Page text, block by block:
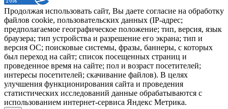
Продолжая использовать сайт, Вы даете согласие на обработку
файлов cookie, пользовательских данных (IP-адрес;
предполагаемое географическое положение; тип, версия, язык
браузера; тип устройства и разрешение его экрана; тип и
версия ОС; поисковые системы, фразы, баннеры, с которых
был переход на сайт; список посещенных страниц и
проведенное время на сайте; пол и возраст посетителей;
интересы посетителей; скачивание файлов). В целях
улучшения функционирования сайта и проведения
статистических исследований данные обрабатываются с
использованием интернет-сервиса Яндекс Метрика.